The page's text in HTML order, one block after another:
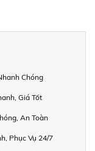
Chóng
Giá Tốt
An Toàn
Phục Vụ 24/7